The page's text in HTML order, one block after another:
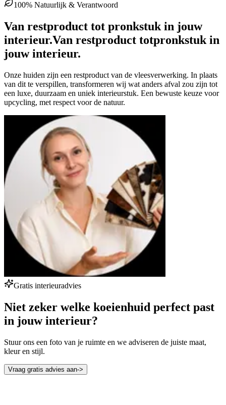
100% Natuurlijk & Verantwoord
Van restproduct tot pronkstuk in jouw
interieur.Van restproduct totpronkstuk in
jouw interieur.
Onze huiden zijn een restproduct van de vleesverwerking. In plaats
van dit te verspillen, transformeren wij wat anders afval zou zijn tot
een luxe, duurzaam en uniek interieurstuk. Een bewuste keuze voor
upcycling, met respect voor de natuur.
Gratis interieuradvies
Niet zeker welke koeienhuid perfect past
in jouw interieur?
Stuur ons een foto van je ruimte en we adviseren de juiste maat,
kleur en stijl.
Vraag gratis advies aan->